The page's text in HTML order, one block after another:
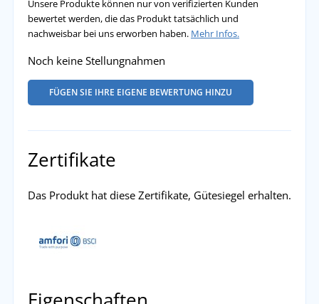
Unsere Produkte können nur von verifizierten Kunden
bewertet werden, die das Produkt tatsächlich und
nachweisbar bei uns erworben haben. Mehr Infos.
Noch keine Stellungnahmen
FÜGEN SIE IHRE EIGENE BEWERTUNG HINZU
Zertifikate
Das Produkt hat diese Zertifikate, Gütesiegel erhalten.